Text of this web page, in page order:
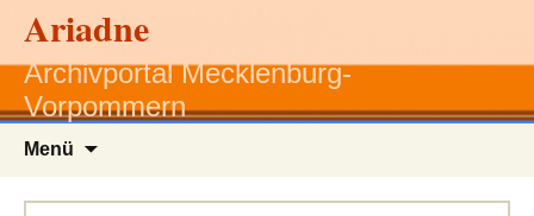
Ariadne
Archivportal Mecklenburg-
Vorpommern
Menü